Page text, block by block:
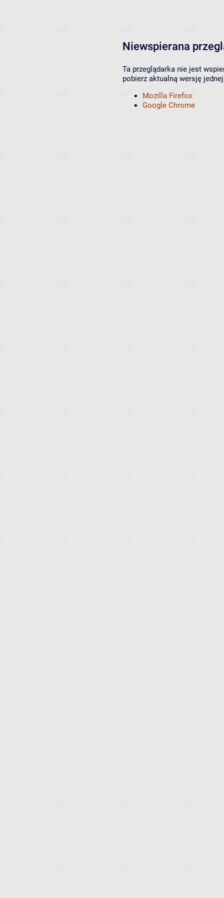
Niewspierana
Ta przeglądarka nie jest
pobierz aktualną wersję
Mozilla Firefox
Google Chrome